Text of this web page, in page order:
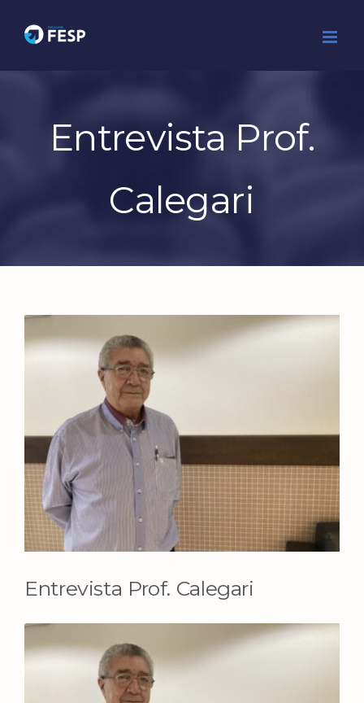
para
conteúdo
Entrevista Prof.
Calegari
View
Larger
Entrevista Prof. Calegari